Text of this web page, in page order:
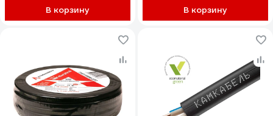
В корзину В корзину